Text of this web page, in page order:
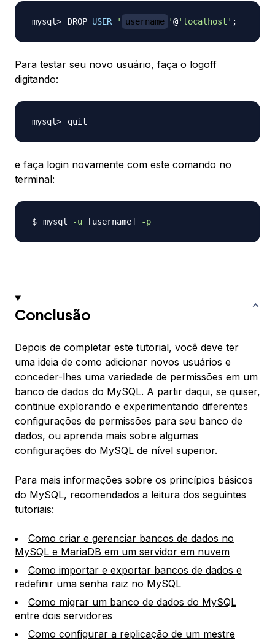
DROP USER ' username '@'localhost' ;
Para testar seu novo usuário, faça o logoff
digitando:
e faça login novamente com este comando no
terminal:
mysql -u [username] -p
Conclusão
Depois de completar este tutorial, você deve ter
uma ideia de como adicionar novos usuários e
conceder-lhes uma variedade de permissões em um
banco de dados do MySQL. A partir daqui, se quiser,
continue explorando e experimentando diferentes
configurações de permissões para seu banco de
dados, ou aprenda mais sobre algumas
configurações do MySQL de nível superior.
Para mais informações sobre os princípios básicos
do MySQL, recomendados a leitura dos seguintes
tutoriais:
Como criar e gerenciar bancos de dados no
MySQL e MariaDB em um servidor em nuvem
Como importar e exportar bancos de dados e
redefinir uma senha raiz no MySQL
Como migrar um banco de dados do MySQL
entre dois servidores
Como configurar a replicação de um mestre